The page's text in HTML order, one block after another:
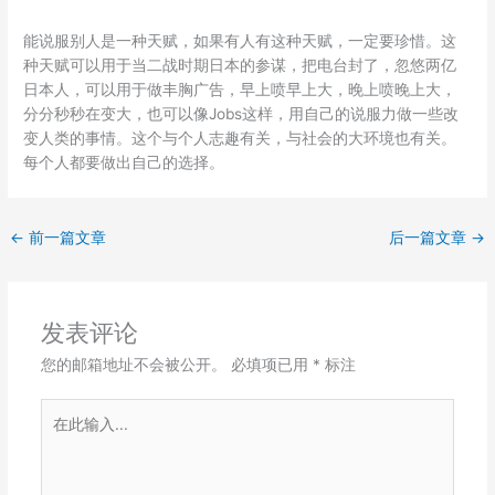
能说服别人是一种天赋，如果有人有这种天赋，一定要珍惜。这
种天赋可以用于当二战时期日本的参谋，把电台封了，忽悠两亿
日本人，可以用于做丰胸广告，早上喷早上大，晚上喷晚上大，
分分秒秒在变大，也可以像Jobs这样，用自己的说服力做一些改
变人类的事情。这个与个人志趣有关，与社会的大环境也有关。
每个人都要做出自己的选择。
← 前一篇文章 后一篇文章 →
发表评论
您的邮箱地址不会被公开。 必填项已用 * 标注